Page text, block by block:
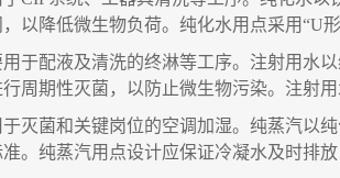
以降低微生物负荷。纯化水用点采用“U
于配液及清洗的终淋等工序。注射用水
周期性灭菌，以防止微生物污染。注射
灭菌和关键岗位的空调加湿。纯蒸汽以
。纯蒸汽用点设计应保证冷凝水及时排